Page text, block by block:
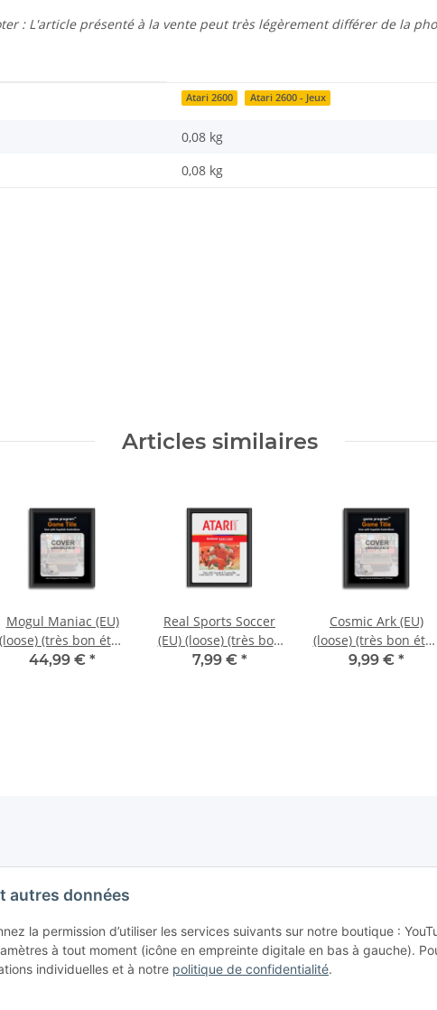
autres données
la permission d’utiliser les services suivants sur notre boutique :
à tout moment (icône en empreinte digitale en bas à gauche).
individuelles et à notre politique de confidentialité.
: L'article présenté à la vente peut très légèrement différer de la
Atari 2600 Atari 2600 - Jeux
0,08 kg
0,08 kg
Articles similaires
Mogul Maniac (EU)
(loose) (très bon état)
- Atari 2600
44,99 € *
Real Sports Soccer
(EU) (loose) (très bon
état) - Atari 2600
7,99 € *
Cosmic Ark (EU)
(loose) (très bon état)
- Atari 2600
9,99 € *
Value Added Tax Act (UStG), hors